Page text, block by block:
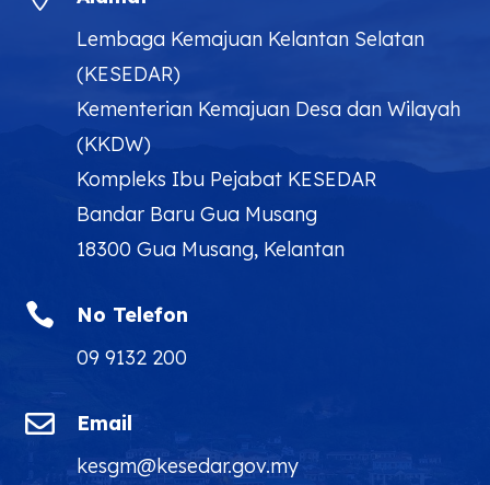
Lembaga Kemajuan Kelantan Selatan
(KESEDAR)
Kementerian Kemajuan Desa dan Wilayah
(KKDW)
Kompleks Ibu Pejabat KESEDAR
Bandar Baru Gua Musang
18300 Gua Musang, Kelantan

No Telefon
09 9132 200

Email
kesgm@kesedar.gov.my